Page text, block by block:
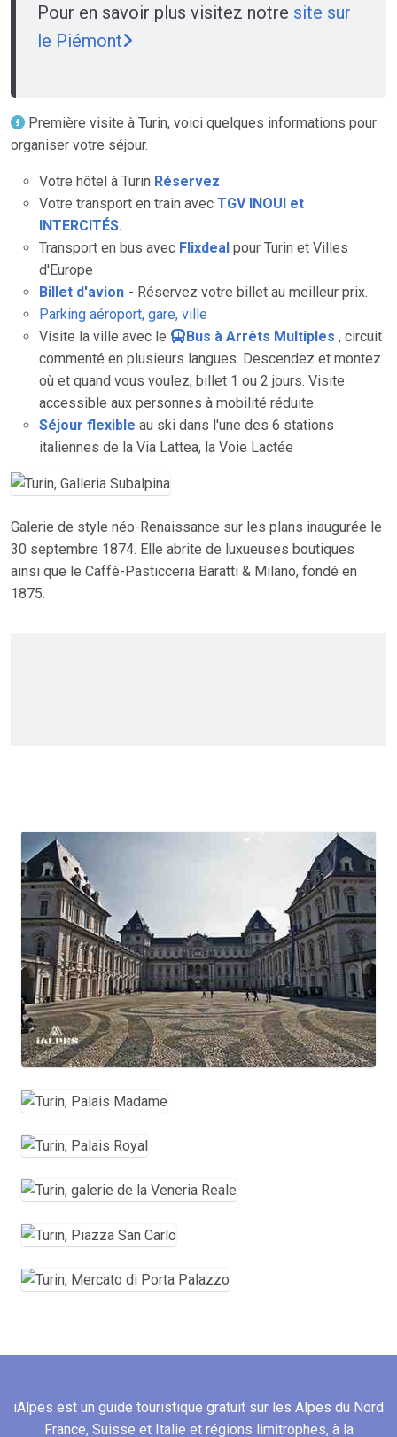
Pour en savoir plus visitez notre site sur
le Piémont
Première visite à Turin, voici quelques informations pour
organiser votre séjour.
Votre hôtel à Turin Réservez
Votre transport en train avec TGV INOUI et
INTERCITÉS.
Transport en bus avec Flixdeal pour Turin et Villes
d'Europe
Billet d'avion - Réservez votre billet au meilleur prix.
Parking aéroport, gare, ville
Visite la ville avec le
Bus à Arrêts Multiples , circuit
commenté en plusieurs langues. Descendez et montez
où et quand vous voulez, billet 1 ou 2 jours. Visite
accessible aux personnes à mobilité réduite.
Séjour flexible au ski dans l'une des 6 stations
italiennes de la Via Lattea, la Voie Lactée
Galerie de style néo-Renaissance sur les plans inaugurée le
30 septembre 1874. Elle abrite de luxueuses boutiques
ainsi que le Caffè-Pasticceria Baratti & Milano, fondé en
1875.
iAlpes est un guide touristique gratuit sur les Alpes du Nord
France, Suisse et Italie et régions limitrophes, à la